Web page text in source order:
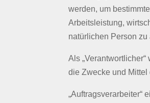
werden, um
Arbeitsleistung,
natürlichen Person
Als
die Zwecke und
„Auftragsverarbeiter“